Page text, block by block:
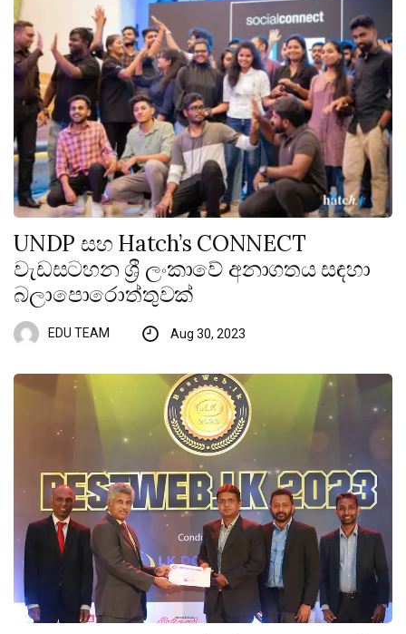
UNDP සහ Hatch’s CONNECT
වැඩසටහන ශ්‍රී ලංකාවේ අනාගතය සඳහා
බලාපොරොත්තුවක්
EDU TEAM Aug 30, 2023